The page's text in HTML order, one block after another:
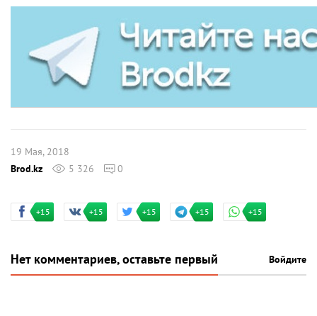
19 Мая, 2018
Brod.kz
5 326 0
+15 +15 +15 +15 +15
Нет комментариев, оставьте первый Войдите